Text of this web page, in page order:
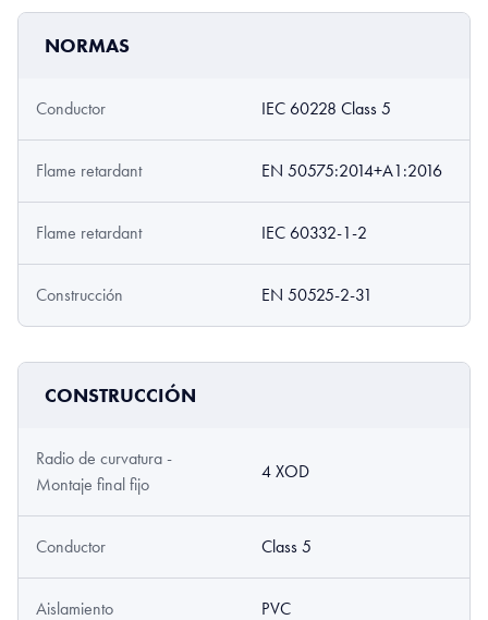
NORMAS
Conductor IEC 60228 Class 5
Flame retardant EN 50575:2014+A1:2016
Flame retardant IEC 60332-1-2
Construcción EN 50525-2-31
CONSTRUCCIÓN
Radio de curvatura -
Montaje final fijo
4 XOD
Conductor Class 5
Aislamiento PVC